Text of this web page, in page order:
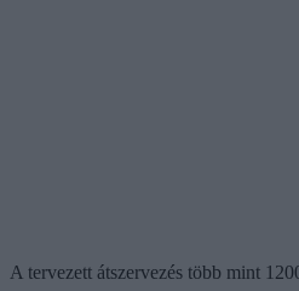
A tervezett átszervezés több mint